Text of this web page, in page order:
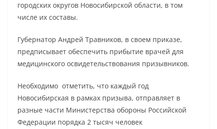
городских округов Новосибирской области, в том
числе их составы.
Губернатор Андрей Травников, в своем приказе,
предписывает обеспечить прибытие врачей для
медицинского освидетельствования призывников.
Необходимо отметить, что каждый год
Новосибирская в рамках призыва, отправляет в
разные части Министерства обороны Российской
Федерации порядка 2 тысяч человек